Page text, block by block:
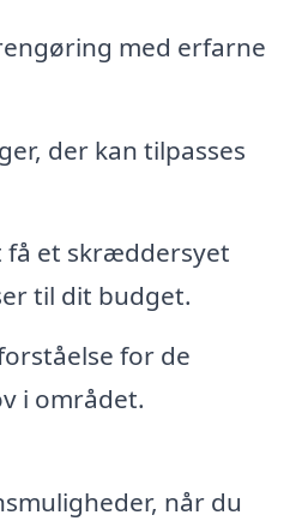
med erfarne
der kan tilpasses
få et skræddersyet
til dit budget.
for de
i området.
når du